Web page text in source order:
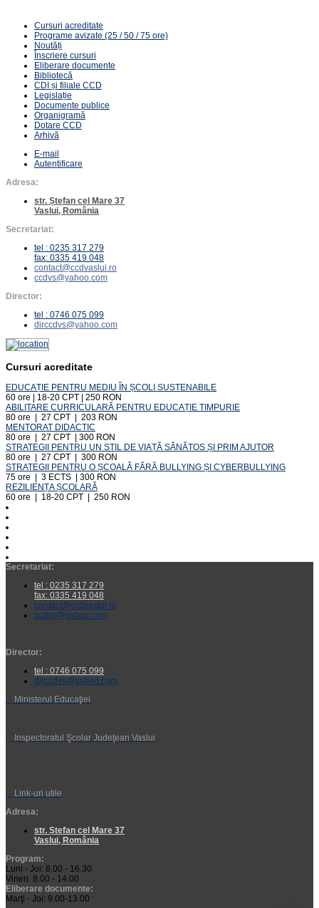
Cursuri acreditate
Programe avizate (25 / 50 / 75 ore)
Noutăți
Înscriere cursuri
Eliberare documente
Bibliotecă
CDI și filiale CCD
Legislație
Documente publice
Organigramă
Dotare CCD
Arhivă
E-mail
Autentificare
Adresa:
str. Ștefan cel Mare 37
Vaslui, România
Secretariat:
tel : 0235 317 279
fax: 0335 419 048
contact@ccdvaslui.ro
ccdvs@yahoo.com
Director:
tel : 0746 075 099
dirccdvs@yahoo.com
Cursuri acreditate
EDUCAȚIE PENTRU MEDIU ÎN ȘCOLI SUSTENABILE
60 ore | 18-20 CPT | 250 RON
ABILITARE CURRICULARĂ PENTRU EDUCAȚIE TIMPURIE
80 ore | 27 CPT | 203 RON
MENTORAT DIDACTIC
80 ore | 27 CPT | 300 RON
STRATEGII PENTRU UN STIL DE VIAȚĂ SĂNĂTOS ȘI PRIM AJUTOR
80 ore | 27 CPT | 300 RON
STRATEGII PENTRU O ȘCOALĂ FĂRĂ BULLYING ȘI CYBERBULLYING
75 ore | 3 ECTS | 300 RON
REZILIENȚA ȘCOLARĂ
60 ore | 18-20 CPT | 250 RON
Secretariat:
tel : 0235 317 279
fax: 0335 419 048
contact@ccdvaslui.ro
ccdvs@yahoo.com
Director:
tel : 0746 075 099
dirccdvs@yahoo.com
Ministerul Educaţiei
Inspectoratul Şcolar Judeţean Vaslui
Link-uri utile
Adresa:
str. Ștefan cel Mare 37
Vaslui, România
Program:
Luni - Joi: 8.00 - 16.30
Vineri: 8.00 - 14.00
Eliberare documente:
Marţi - Joi: 9.00-13.00